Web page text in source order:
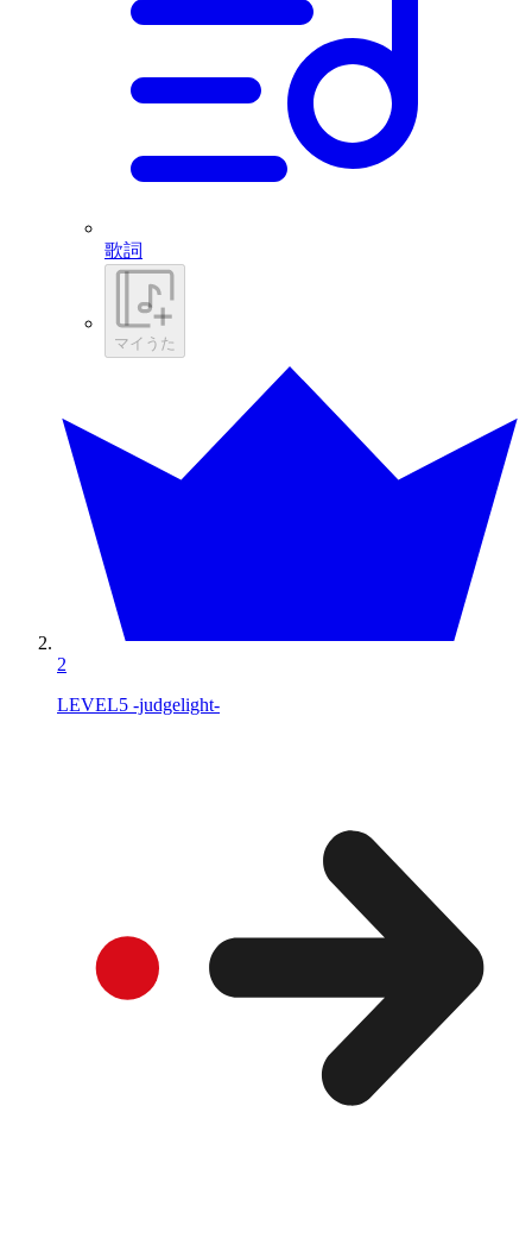
歌詞
マイうた
2
LEVEL5 -judgelight-